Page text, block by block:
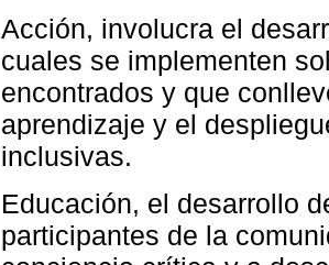
Acción, involucra el
cuales se implementen
encontrados y que
aprendizaje y el
inclusivas.
Educación, el desarrollo
participantes de la